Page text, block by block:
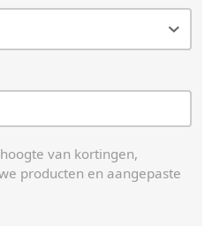
van kortingen,
producten en aangepaste